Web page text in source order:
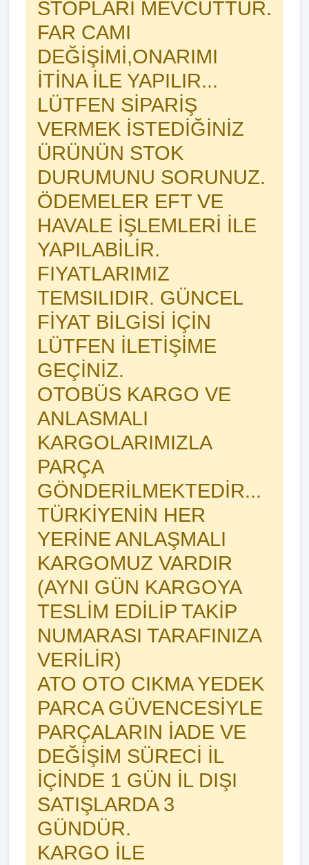
STOPLARI MEVCUTTUR.
FAR CAMI
DEĞİŞİMİ,ONARIMI
İTİNA İLE YAPILIR...
LÜTFEN SİPARİŞ
VERMEK İSTEDİĞİNİZ
ÜRÜNÜN STOK
DURUMUNU SORUNUZ.
ÖDEMELER EFT VE
HAVALE İŞLEMLERİ İLE
YAPILABİLİR.
FIYATLARIMIZ
TEMSILIDIR. GÜNCEL
FİYAT BİLGİSİ İÇİN
LÜTFEN İLETİŞİME
GEÇİNİZ.
OTOBÜS KARGO VE
ANLASMALI
KARGOLARIMIZLA
PARÇA
GÖNDERİLMEKTEDİR...
TÜRKİYENİN HER
YERİNE ANLAŞMALI
KARGOMUZ VARDIR
(AYNI GÜN KARGOYA
TESLİM EDİLİP TAKİP
NUMARASI TARAFINIZA
VERİLİR)
ATO OTO CIKMA YEDEK
PARCA GÜVENCESİYLE
PARÇALARIN İADE VE
DEĞİŞİM SÜRECİ İL
İÇİNDE 1 GÜN İL DIŞI
SATIŞLARDA 3
GÜNDÜR.
KARGO İLE